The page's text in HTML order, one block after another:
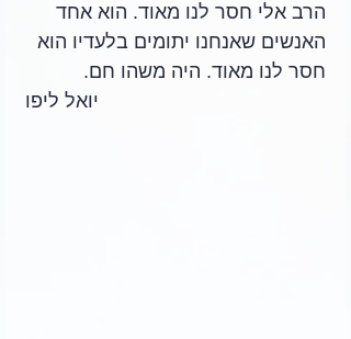
הרב אלי חסר לנו מאוד. הוא אחד
האנשים שאנחנו יתומים בלעדיו הוא
חסר לנו מאוד. היה משהו חם.
יואל ליפו